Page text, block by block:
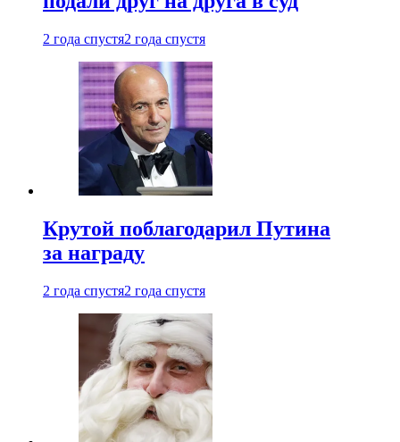
2 года спустя2 года спустя
Крутой поблагодарил Путина
за награду
2 года спустя2 года спустя